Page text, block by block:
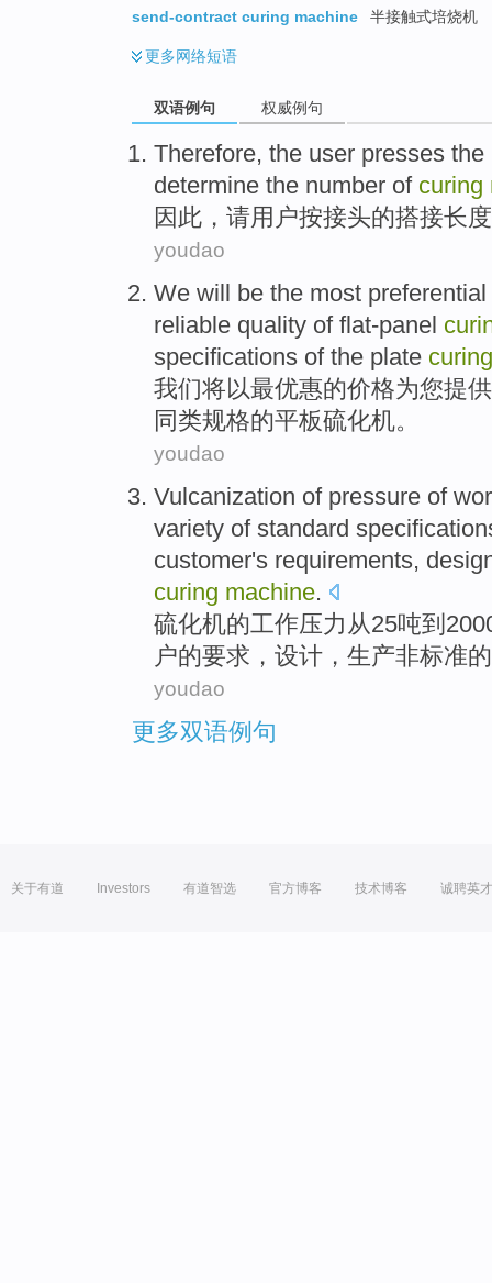
send-contract curing machine
半接触式培烧机
更多网络短语
双语例句 权威例句
Therefore, the user presses the
determine the number of curing
因此 ，请用户按接头的搭接长度
youdao
We will be the most preferential
reliable quality of flat-panel
specifications ofthe plate curing
我们将以最优惠的价格为您提供
同类规格的平板硫化机。
youdao
Vulcanization of pressure of
variety of standard
customer's requirements,
curing machine.
硫化机的工作压力 从25吨到
户的要求 ， 设计 ， 生产非标准的
youdao
更多双语例句
关于有道 Investors 有道智选 官方博客 技术博客 诚聘英才